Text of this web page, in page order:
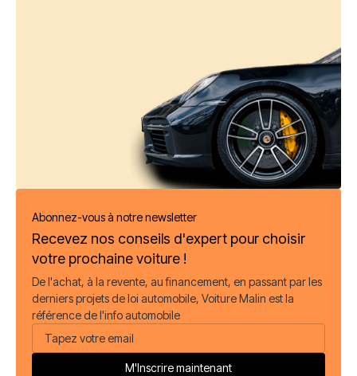
Abonnez-vous à notre newsletter
Recevez nos conseils d'expert pour choisir
votre prochaine voiture !
De l'achat, à la revente, au financement, en passant par les
derniers projets de loi automobile, Voiture Malin est la
référence de l'info automobile